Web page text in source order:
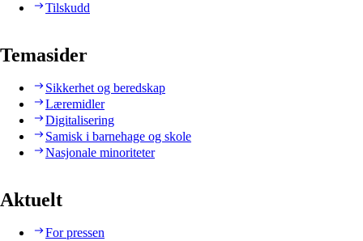
Tilskudd
Temasider
Sikkerhet og beredskap
Læremidler
Digitalisering
Samisk i barnehage og skole
Nasjonale minoriteter
Aktuelt
For pressen